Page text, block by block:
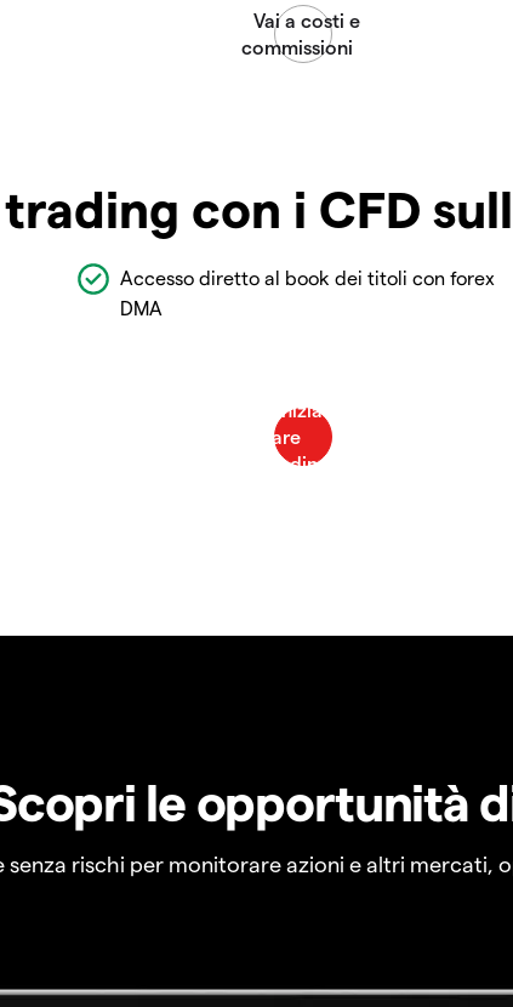
con i CFD
Accesso diretto al book dei titoli con forex
DMA
le opportunità
rischi per monitorare azioni e altri mercati,